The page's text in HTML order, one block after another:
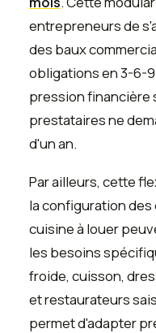
entrepreneurs de
des baux
obligations en 3-6-
pression financière
prestataires ne
d'un an.
Par ailleurs, cette
la configuration
cuisine à louer
les besoins
froide, cuisson,
et restaurateurs
permet d'adapter